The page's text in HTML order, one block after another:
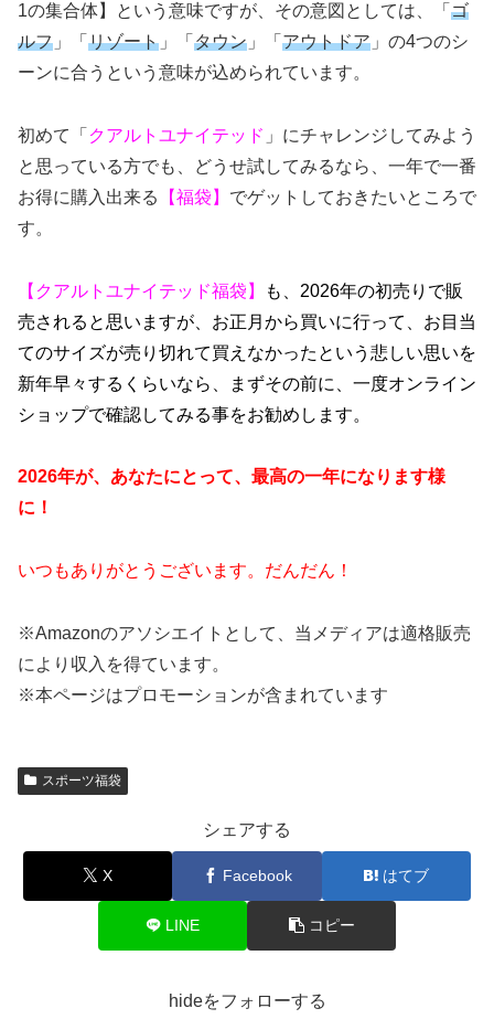
1の集合体】という意味ですが、その意図としては、「 ゴ
ルフ 」「 リゾート 」「 タウン 」「 アウトドア 」の4つのシ
ーンに合うという意味が込められています。
初めて「 クアルトユナイテッド 」にチャレンジしてみよう
と思っている方でも、どうせ試してみるなら、一年で一番
お得に購入出来る
【福袋】 でゲットしておきたいところで
す。
【クアルトユナイテッド福袋】
も、2026年の初売りで販
売されると思いますが、お正月から買いに行って、お目当
てのサイズが売り切れて買えなかったという悲しい思いを
新年早々するくらいなら、まずその前に、一度オンライン
ショップで確認してみる事をお勧めします。
2026年が、あなたにとって、最高の一年になります様
に！
いつもありがとうございます。だんだん！
※Amazonのアソシエイトとして、当メディアは適格販売
により収入を得ています。
※本ページはプロモーションが含まれています
スポーツ福袋
シェアする
X Facebook はてブ
LINE コピー
hideをフォローする